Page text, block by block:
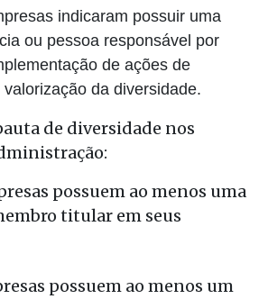
indicaram possuir uma
ou pessoa responsável por
de ações de
da diversidade.
de diversidade nos
possuem ao menos uma
titular em seus
possuem ao menos um